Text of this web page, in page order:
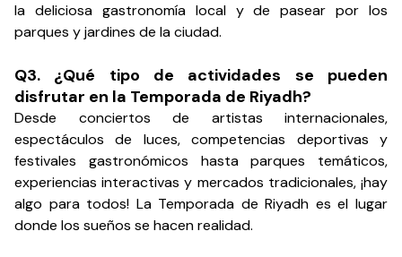
la deliciosa gastronomía local y de pasear por los
parques y jardines de la ciudad.
Q3. ¿Qué tipo de actividades se pueden
disfrutar en la Temporada de Riyadh?
Desde conciertos de artistas internacionales,
espectáculos de luces, competencias deportivas y
festivales gastronómicos hasta parques temáticos,
experiencias interactivas y mercados tradicionales, ¡hay
algo para todos! La Temporada de Riyadh es el lugar
donde los sueños se hacen realidad.